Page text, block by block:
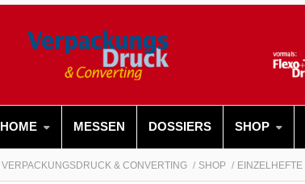
HOME MESSEN DOSSIERS SHOP
VERPACKUNGSDRUCK & CONVERTING SHOP EINZELHEFTE